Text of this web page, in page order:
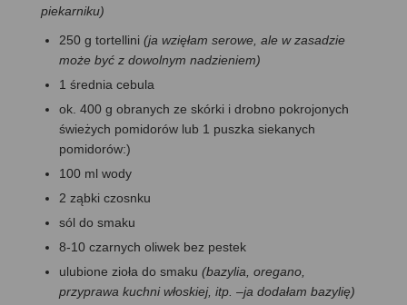
piekarniku)
250 g tortellini (ja wzięłam serowe, ale w zasadzie
może być z dowolnym nadzieniem)
1 średnia cebula
ok. 400 g obranych ze skórki i drobno pokrojonych
świeżych pomidorów lub 1 puszka siekanych
pomidorów:)
100 ml wody
2 ząbki czosnku
sól do smaku
8-10 czarnych oliwek bez pestek
ulubione zioła do smaku (bazylia, oregano,
przyprawa kuchni włoskiej, itp. –ja dodałam bazylię)